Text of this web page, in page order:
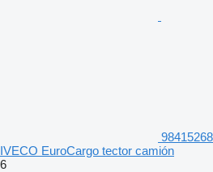
IVECO EuroCargo tector camión
6